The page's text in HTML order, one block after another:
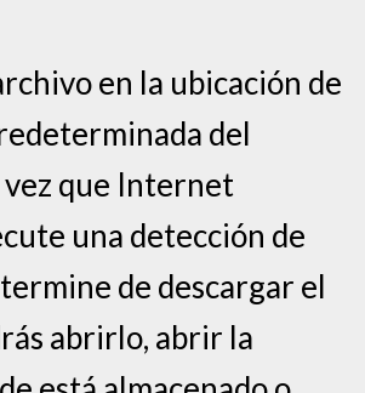
en la ubicación de
del
vez que Internet
una detección de
de descargar el
abrirlo, abrir la